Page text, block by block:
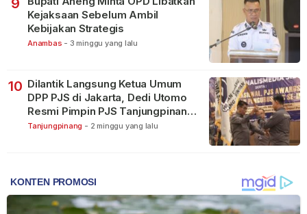
9
Kejaksaan Sebelum Ambil
Kebijakan Strategis
Anambas - 3 minggu yang lalu
10 Dilantik Langsung Ketua Umum
DPP PJS di Jakarta, Dedi Utomo
Resmi Pimpin PJS Tanjungpinang-
Bintan
Tanjungpinang - 2 minggu yang lalu